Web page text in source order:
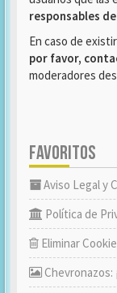
responsables
En caso de
por favor,
moderadores
FAVORITOS
Aviso Legal y
Política de
Eliminar